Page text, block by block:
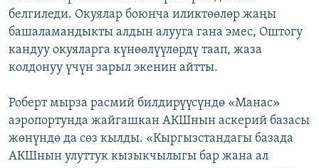
белгиледи. Окуялар боюнча иликтөөлөр жаңы
башаламандыкты алдын алууга гана эмес, Оштогу
кандуу окуяларга күнөөлүүлөрдү таап, жаза
колдонуу үчүн зарыл экенин айтты.
Роберт мырза расмий билдирүүсүндө «Манас»
аэропортунда жайгашкан АКШнын аскерий базасы
жөнүндө да сөз кылды. «Кыргызстандагы базада
АКШнын улуттук кызыкчылыгы бар жана ал